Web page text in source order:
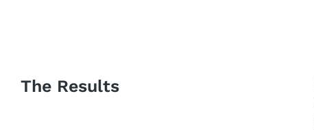
The Results